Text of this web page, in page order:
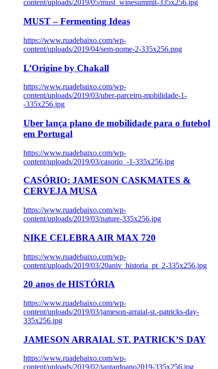
content/uploads/2019/05/must_winesummit-335x256.jpg
MUST – Fermenting Ideas
https://www.ruadebaixo.com/wp-
content/uploads/2019/04/sem-nome-2-335x256.png
L’Origine by Chakall
https://www.ruadebaixo.com/wp-
content/uploads/2019/03/uber-parceiro-mobilidade-1-
-335x256.jpg
Uber lança plano de mobilidade para o futebol
em Portugal
https://www.ruadebaixo.com/wp-
content/uploads/2019/03/casorio_-1-335x256.jpg
CASÓRIO: JAMESON CASKMATES &
CERVEJA MUSA
https://www.ruadebaixo.com/wp-
content/uploads/2019/03/nature-335x256.jpg
NIKE CELEBRA AIR MAX 720
https://www.ruadebaixo.com/wp-
content/uploads/2019/03/20aniv_historia_pt_2-335x256.jpg
20 anos de HISTÓRIA
https://www.ruadebaixo.com/wp-
content/uploads/2019/03/jameson-arraial-st.-patricks-day-
335x256.jpg
JAMESON ARRAIAL ST. PATRICK’S DAY
https://www.ruadebaixo.com/wp-
content/uploads/2019/02/jantardoano2019-335x256.jpg